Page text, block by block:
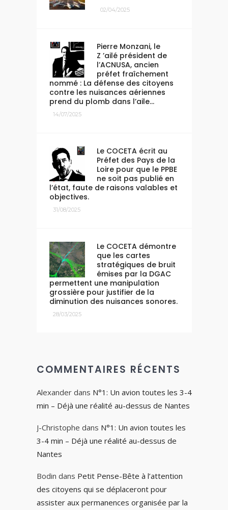
02/04/2025
Pierre Monzani, le
Z ’ailé président de
l’ACNUSA, ancien
préfet fraîchement
nommé : La défense des citoyens
contre les nuisances aériennes
prend du plomb dans l’aile…
14/07/2025
Le COCETA écrit au
Préfet des Pays de la
Loire pour que le PPBE
ne soit pas publié en
l’état, faute de raisons valables et
objectives.
31/08/2025
Le COCETA démontre
que les cartes
stratégiques de bruit
émises par la DGAC
permettent une manipulation
grossière pour justifier de la
diminution des nuisances sonores.
28/03/2025
COMMENTAIRES RÉCENTS
Alexanderdans N°1: Un avion toutes les 3-4
min – Déjà une réalité au-dessus de Nantes
J-Christophe dans N°1: Un avion toutes les
3-4 min – Déjà une réalité au-dessus de
Nantes
Bodin dans Petit Pense-Bête à l’attention
des citoyens qui se déplaceront pour
assister aux permanences organisée par la